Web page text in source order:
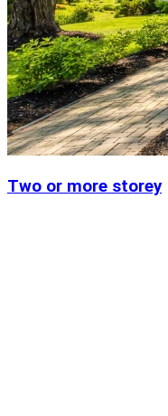
Two or more storey